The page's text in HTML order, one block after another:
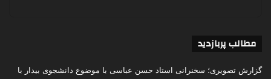
مطالب پربازدید
گزارش تصویری؛ سخنرانی استاد حسن عباسی با موضوع دانشجوی بیدار با